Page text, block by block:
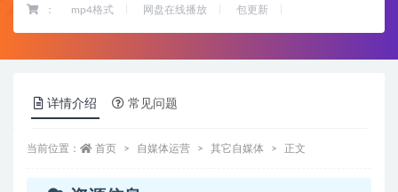
： mp4格式 网盘在线播放 包更新
详情介绍 常见问题
当前位置： 首页 自媒体运营 其它自媒体 正文